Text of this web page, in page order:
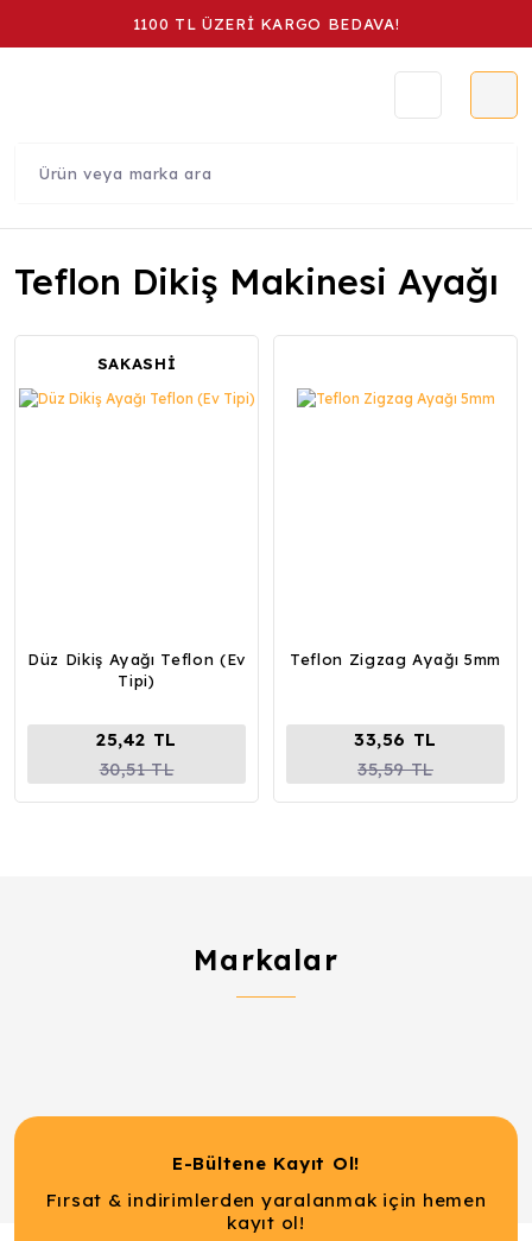
1100 TL ÜZERİ KARGO BEDAVA!
Teflon Dikiş Makinesi Ayağı
SAKASHİ
Düz Dikiş Ayağı Teflon (Ev
Tipi)
25,42 TL
30,51 TL
Teflon Zigzag Ayağı 5mm
33,56 TL
35,59 TL
Markalar
E-Bültene Kayıt Ol!
Fırsat & indirimlerden yaralanmak için hemen
kayıt ol!